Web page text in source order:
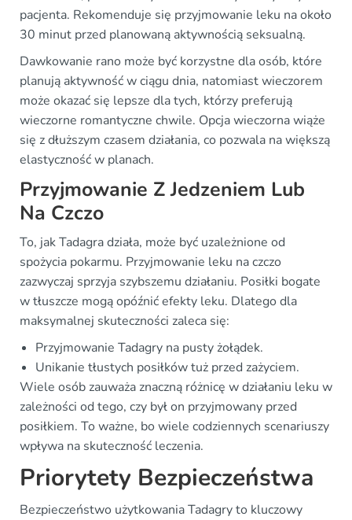
pacjenta. Rekomenduje się przyjmowanie leku na około
30 minut przed planowaną aktywnością seksualną.
Dawkowanie rano może być korzystne dla osób, które
planują aktywność w ciągu dnia, natomiast wieczorem
może okazać się lepsze dla tych, którzy preferują
wieczorne romantyczne chwile. Opcja wieczorna wiąże
się z dłuższym czasem działania, co pozwala na większą
elastyczność w planach.
Przyjmowanie Z Jedzeniem Lub
Na Czczo
To, jak Tadagra działa, może być uzależnione od
spożycia pokarmu. Przyjmowanie leku na czczo
zazwyczaj sprzyja szybszemu działaniu. Posiłki bogate
w tłuszcze mogą opóźnić efekty leku. Dlatego dla
maksymalnej skuteczności zaleca się:
Przyjmowanie Tadagry na pusty żołądek.
Unikanie tłustych posiłków tuż przed zażyciem.
Wiele osób zauważa znaczną różnicę w działaniu leku w
zależności od tego, czy był on przyjmowany przed
posiłkiem. To ważne, bo wiele codziennych scenariuszy
wpływa na skuteczność leczenia.
Priorytety Bezpieczeństwa
Bezpieczeństwo użytkowania Tadagry to kluczowy